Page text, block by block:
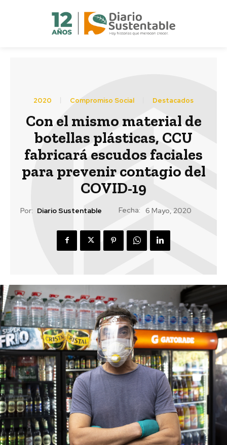
2020 Compromiso Social Destacados
Con el mismo material de
botellas plásticas, CCU
fabricará escudos faciales
para prevenir contagio del
COVID-19
Por: Diario Sustentable Fecha: 6 Mayo, 2020